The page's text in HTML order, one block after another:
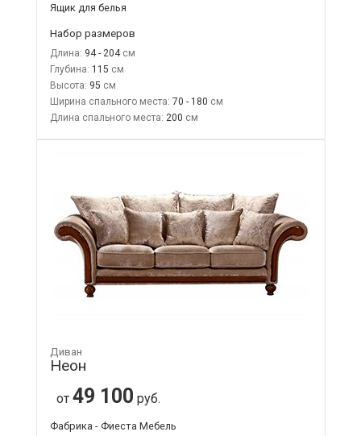
Ящик для белья
Набор размеров
Длина: 94 - 204
Глубина: 115
Высота: 95
Ширина спального места: 70 - 180
Длина спального места: 200
Диван
Неон
от 49 100 руб.
Фабрика - Фиеста Мебель